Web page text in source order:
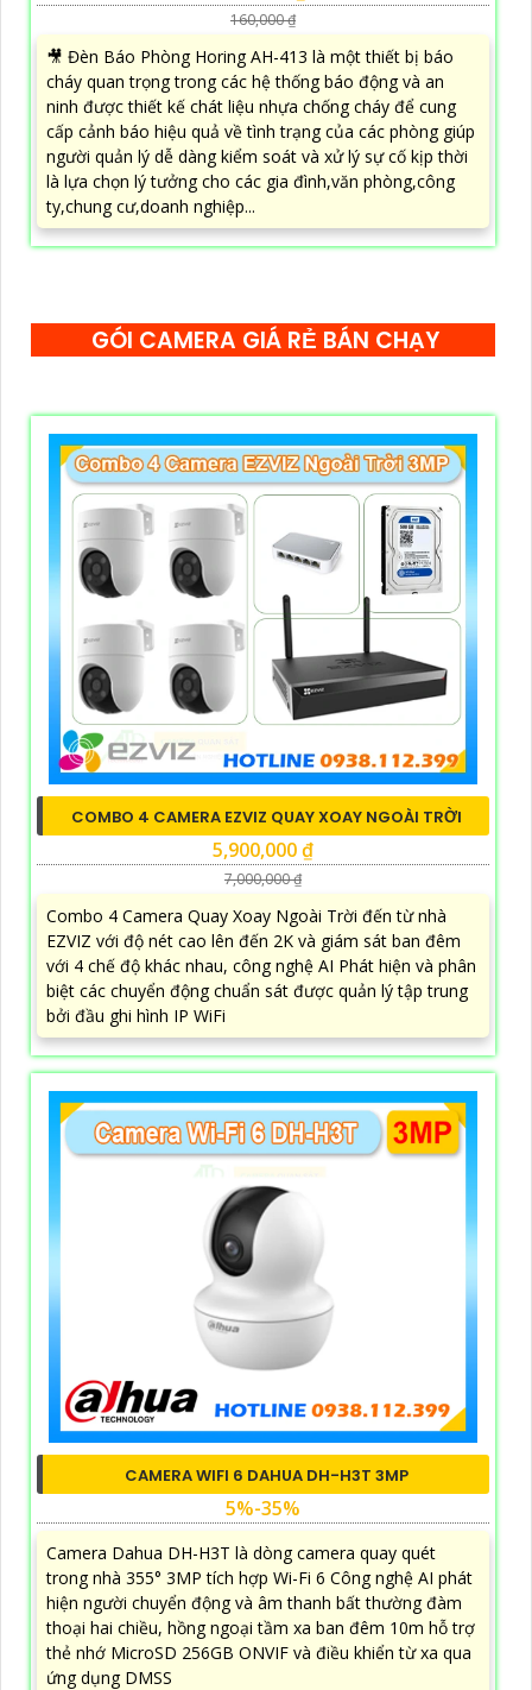
160,000 ₫
🎥 Đèn Báo Phòng Horing AH-413 là một thiết bị báo
cháy quan trọng trong các hệ thống báo động và an
ninh được thiết kế chát liệu nhựa chống cháy để cung
cấp cảnh báo hiệu quả về tình trạng của các phòng giúp
người quản lý dễ dàng kiểm soát và xử lý sự cố kịp thời
là lựa chọn lý tưởng cho các gia đình,văn phòng,công
ty,chung cư,doanh nghiệp...
GÓI CAMERA GIÁ RẺ BÁN CHẠY
COMBO 4 CAMERA EZVIZ QUAY XOAY NGOÀI TRỜI
5,900,000 ₫
7,000,000 ₫
Combo 4 Camera Quay Xoay Ngoài Trời đến từ nhà
EZVIZ với độ nét cao lên đến 2K và giám sát ban đêm
với 4 chế độ khác nhau, công nghệ AI Phát hiện và phân
biệt các chuyển động chuẩn sát được quản lý tập trung
bởi đầu ghi hình IP WiFi
CAMERA WIFI 6 DAHUA DH-H3T 3MP
5%-35%
Camera Dahua DH-H3T là dòng camera quay quét
trong nhà 355° 3MP tích hợp Wi-Fi 6 Công nghệ AI phát
hiện người chuyển động và âm thanh bất thường đàm
thoại hai chiều, hồng ngoại tầm xa ban đêm 10m hỗ trợ
thẻ nhớ MicroSD 256GB ONVIF và điều khiển từ xa qua
ứng dụng DMSS